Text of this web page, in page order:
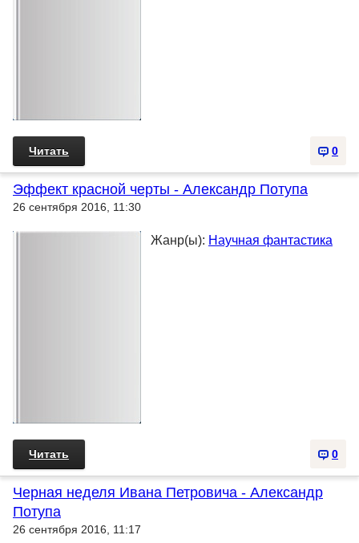
0
Читать
Эффект красной черты - Александр Потупа
26 сентября 2016, 11:30
Жанр(ы): Научная фантастика
0
Читать
Черная неделя Ивана Петровича - Александр
Потупа
26 сентября 2016, 11:17